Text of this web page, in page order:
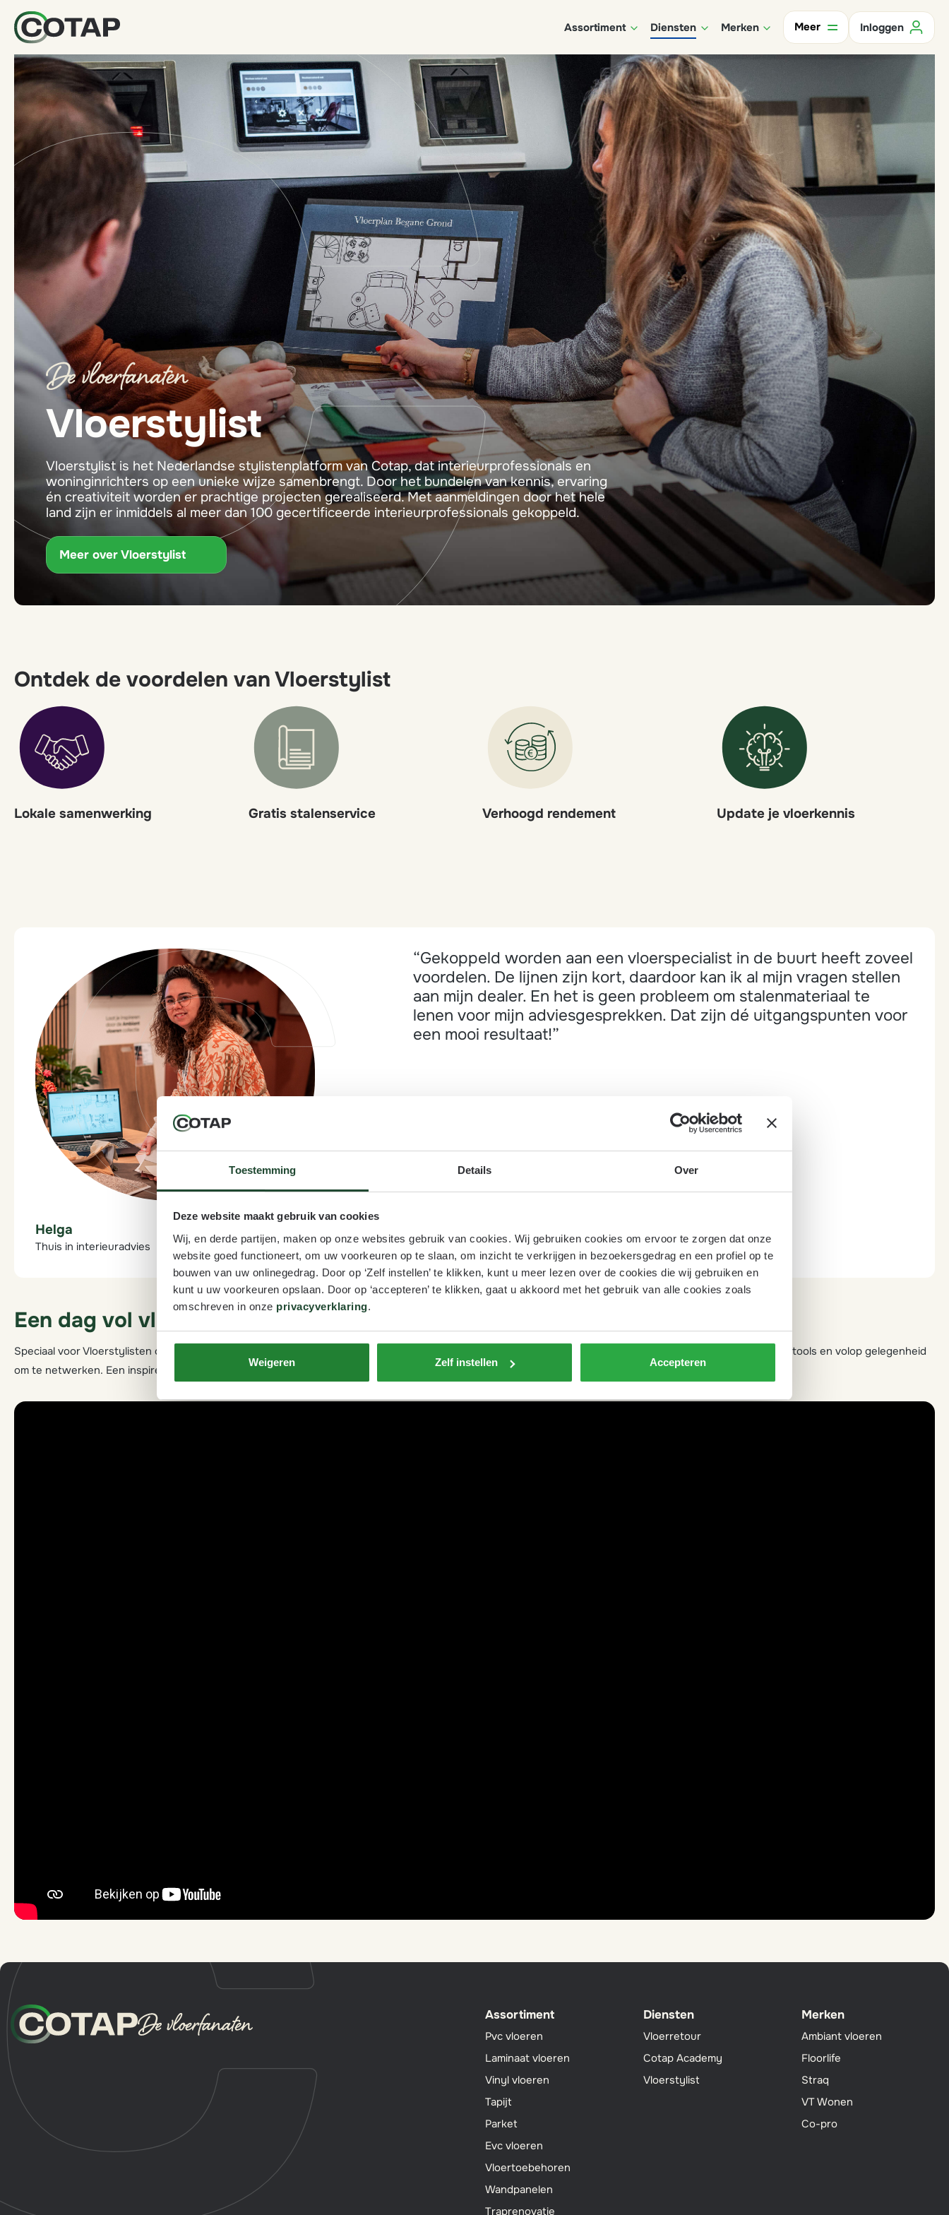
Toestemming Details Over
Deze website maakt gebruik van cookies
Wij, en derde partijen, maken op onze websites gebruik van cookies. Wij gebruiken cookies om ervoor te zorgen dat onze
website goed functioneert, om uw voorkeuren op te slaan, om inzicht te verkrijgen in bezoekersgedrag en een profiel op te
bouwen van uw onlinegedrag. Door op ‘Zelf instellen’ te klikken, kunt u meer lezen over de cookies die wij gebruiken en
kunt u uw voorkeuren opslaan. Door op ‘accepteren’ te klikken, gaat u akkoord met het gebruik van alle cookies zoals
omschreven in onze privacyverklaring.
Weigeren Zelf instellen Accepteren
Assortiment Diensten Merken Meer Inloggen
Terug
Vloerstylist
Vloerstylist is het Nederlandse stylistenplatform van Cotap, dat interieurprofessionals en
woninginrichters op een unieke wijze samenbrengt. Door het bundelen van kennis, ervaring
én creativiteit worden er prachtige projecten gerealiseerd. Met aanmeldingen door het hele
land zijn er inmiddels al meer dan 100 gecertificeerde interieurprofessionals gekoppeld.
Meer over Vloerstylist
Ontdek de voordelen van Vloerstylist
Lokale samenwerking Gratis stalenservice Verhoogd rendement Update je vloerkennis
Helga
Thuis in interieuradvies
“Gekoppeld worden aan een vloerspecialist in de buurt heeft zoveel
voordelen. De lijnen zijn kort, daardoor kan ik al mijn vragen stellen
aan mijn dealer. En het is geen probleem om stalenmateriaal te
lenen voor mijn adviesgesprekken. Dat zijn dé uitgangspunten voor
een mooi resultaat!”
Een dag vol vloerinspiratie
Speciaal voor Vloerstylisten organiseren wij jaarlijks het Vloerstylist event. Elke editie draait om een uniek thema, met toonaangevende sprekers, praktische tools en volop gelegenheid
om te netwerken. Een inspirerende dag die kennis, creativiteit en vakmanschap samenbrengt.
Assortiment
Pvc vloeren
Laminaat vloeren
Vinyl vloeren
Tapijt
Parket
Evc vloeren
Vloertoebehoren
Wandpanelen
Traprenovatie
Diensten
Vloerretour
Cotap Academy
Vloerstylist
Merken
Ambiant vloeren
Floorlife
Straq
VT Wonen
Co-pro